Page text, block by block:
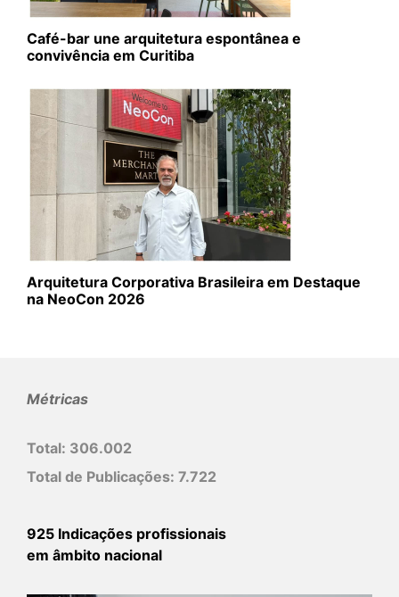
Café-bar une arquitetura espontânea e
convivência em Curitiba
Arquitetura Corporativa Brasileira em Destaque
na NeoCon 2026
Métricas
Total: 306.002
Total de Publicações: 7.722
925 Indicações profissionais
em âmbito nacional